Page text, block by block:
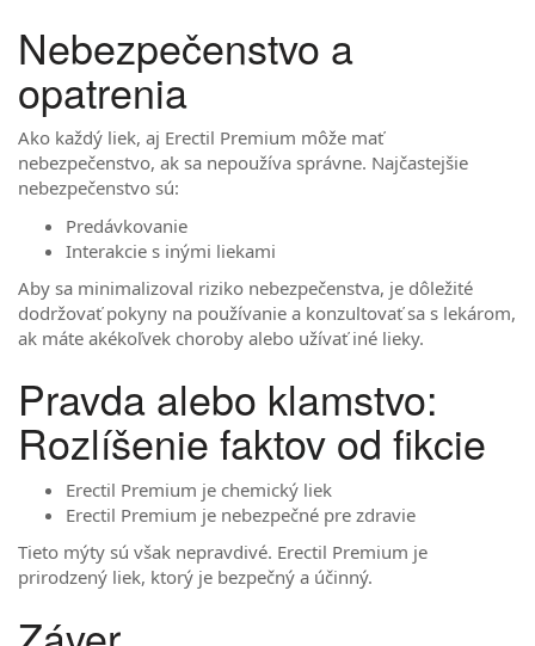
Nebezpečenstvo a
opatrenia
Ako každý liek, aj Erectil Premium môže mať
nebezpečenstvo, ak sa nepoužíva správne. Najčastejšie
nebezpečenstvo sú:
Predávkovanie
Interakcie s inými liekami
Aby sa minimalizoval riziko nebezpečenstva, je dôležité
dodržovať pokyny na používanie a konzultovať sa s lekárom,
ak máte akékoľvek choroby alebo užívať iné lieky.
Pravda alebo klamstvo:
Rozlíšenie faktov od fikcie
Erectil Premium je chemický liek
Erectil Premium je nebezpečné pre zdravie
Tieto mýty sú však nepravdivé. Erectil Premium je
prirodzený liek, ktorý je bezpečný a účinný.